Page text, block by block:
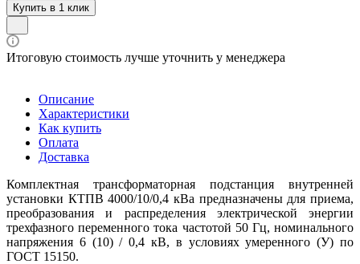
Купить в 1 клик
Итоговую стоимость лучше уточнить у менеджера
Описание
Характеристики
Как купить
Оплата
Доставка
Комплектная трансформаторная подстанция внутренней
установки КТПВ 4000/10/0,4 кВа предназначены для приема,
преобразования и распределения электрической энергии
трехфазного переменного тока частотой 50 Гц, номинального
напряжения 6 (10) / 0,4 кВ, в условиях умеренного (У) по
ГОСТ 15150.